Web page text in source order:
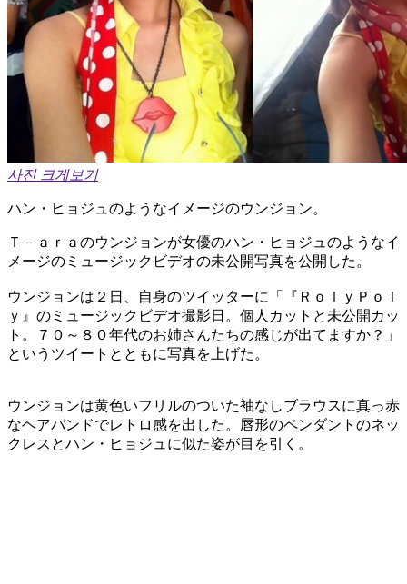
사진 크게보기
ハン・ヒョジュのようなイメージのウンジョン。
Ｔ－ａｒａのウンジョンが女優のハン・ヒョジュのようなイ
メージのミュージックビデオの未公開写真を公開した。
ウンジョンは２日、自身のツイッターに「『ＲｏｌｙＰｏｌ
ｙ』のミュージックビデオ撮影日。個人カットと未公開カッ
ト。７０～８０年代のお姉さんたちの感じが出てますか？」
というツイートとともに写真を上げた。
ウンジョンは黄色いフリルのついた袖なしブラウスに真っ赤
なヘアバンドでレトロ感を出した。唇形のペンダントのネッ
クレスとハン・ヒョジュに似た姿が目を引く。